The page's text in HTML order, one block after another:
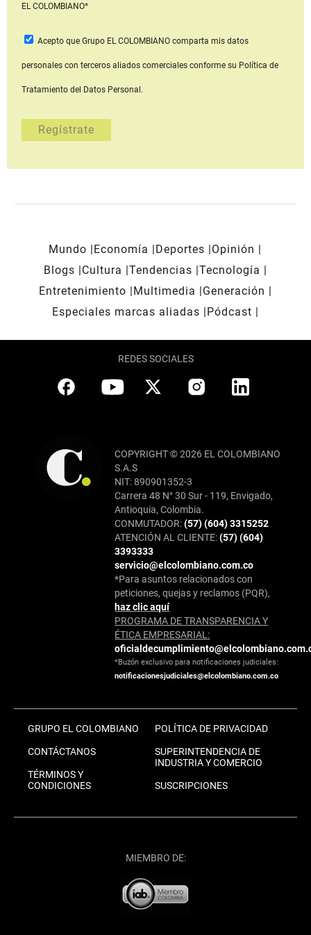
EL COLOMBIANO*
Acepto que Grupo EL COLOMBIANOcomparta mis datos
personales con terceros aliados comerciales conforme su Política de
Tratamiento del Datos Personal.
Mundo Economía Deportes
Opinión
Blogs
Cultura Tendencias Tecnología
Entretenimiento
Multimedia
Generación
Especiales marcas aliadas
Pódcast
REDES SOCIALES
COPYRIGHT © 2026 EL COLOMBIANO
S.A.S
NIT: 890901352-3
Carrera 48 N° 30 Sur - 119, Envigado,
Antioquia, Colombia.
CONMUTADOR:(57) (604) 3315252
ATENCIÓN AL CLIENTE:(57) (604)
3393333
servicio@elcolombiano.com.co
*Para asuntos relacionados con
peticiones, quejas y reclamos (PQR),
haz clic aquí
PROGRAMA DE TRANSPARENCIA Y
ÉTICA EMPRESARIAL:
*Buzón exclusivo para notificaciones judiciales:
notificacionesjudiciales@elcolombiano.com.co
GRUPO EL COLOMBIANO
CONTÁCTANOS
TÉRMINOS Y
CONDICIONES
POLÍTICA DE PRIVACIDAD
SUPERINTENDENCIA DE
INDUSTRIA Y COMERCIO
SUSCRIPCIONES
MIEMBRO DE: